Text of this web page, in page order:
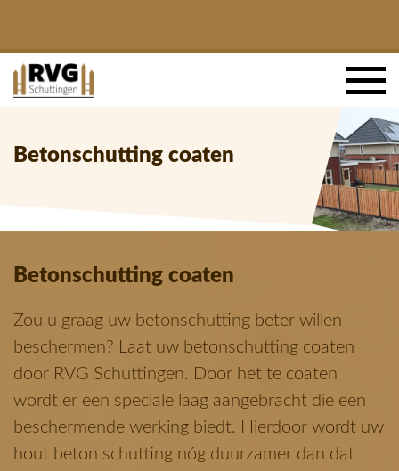
Betonschutting coaten
Betonschutting coaten
Zou u graag uw betonschutting beter willen
beschermen? Laat uw betonschutting coaten
door RVG Schuttingen. Door het te coaten
wordt er een speciale laag aangebracht die een
beschermende werking biedt. Hierdoor wordt uw
hout beton schutting nóg duurzamer dan dat